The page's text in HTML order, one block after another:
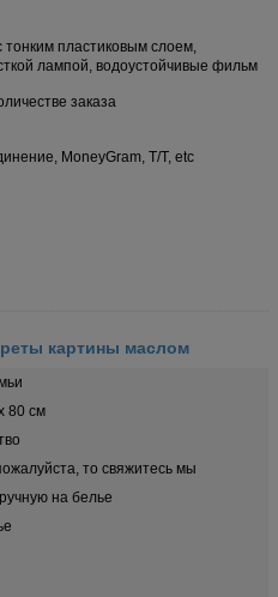
пластиковым слоем,
лампой, водоустойчивые фильм
заказа
MoneyGram, T/T, etc
картины маслом
80 см
то свяжитесь мы
на белье